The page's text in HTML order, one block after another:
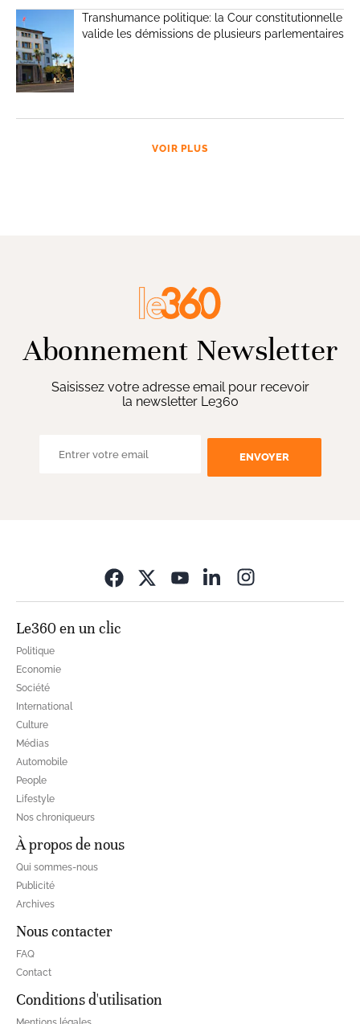
Transhumance politique: la Cour constitutionnelle
valide les démissions de plusieurs parlementaires
VOIR PLUS
Abonnement Newsletter
Saisissez votre adresse email pour recevoir
la newsletter Le360
ENVOYER
Le360 en un clic
Politique
Economie
Société
International
Culture
Médias
Automobile
People
Lifestyle
Nos chroniqueurs
À propos de nous
Qui sommes-nous
Publicité
Archives
Nous contacter
FAQ
Contact
Conditions d'utilisation